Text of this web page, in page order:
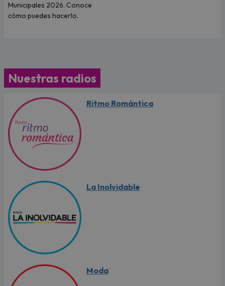
Municipales 2026. Conoce
cómo puedes hacerlo.
Nuestras radios
Ritmo Romántica
La Inolvidable
Moda